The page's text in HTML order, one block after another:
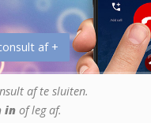
af +
af te sluiten.
in of leg af.